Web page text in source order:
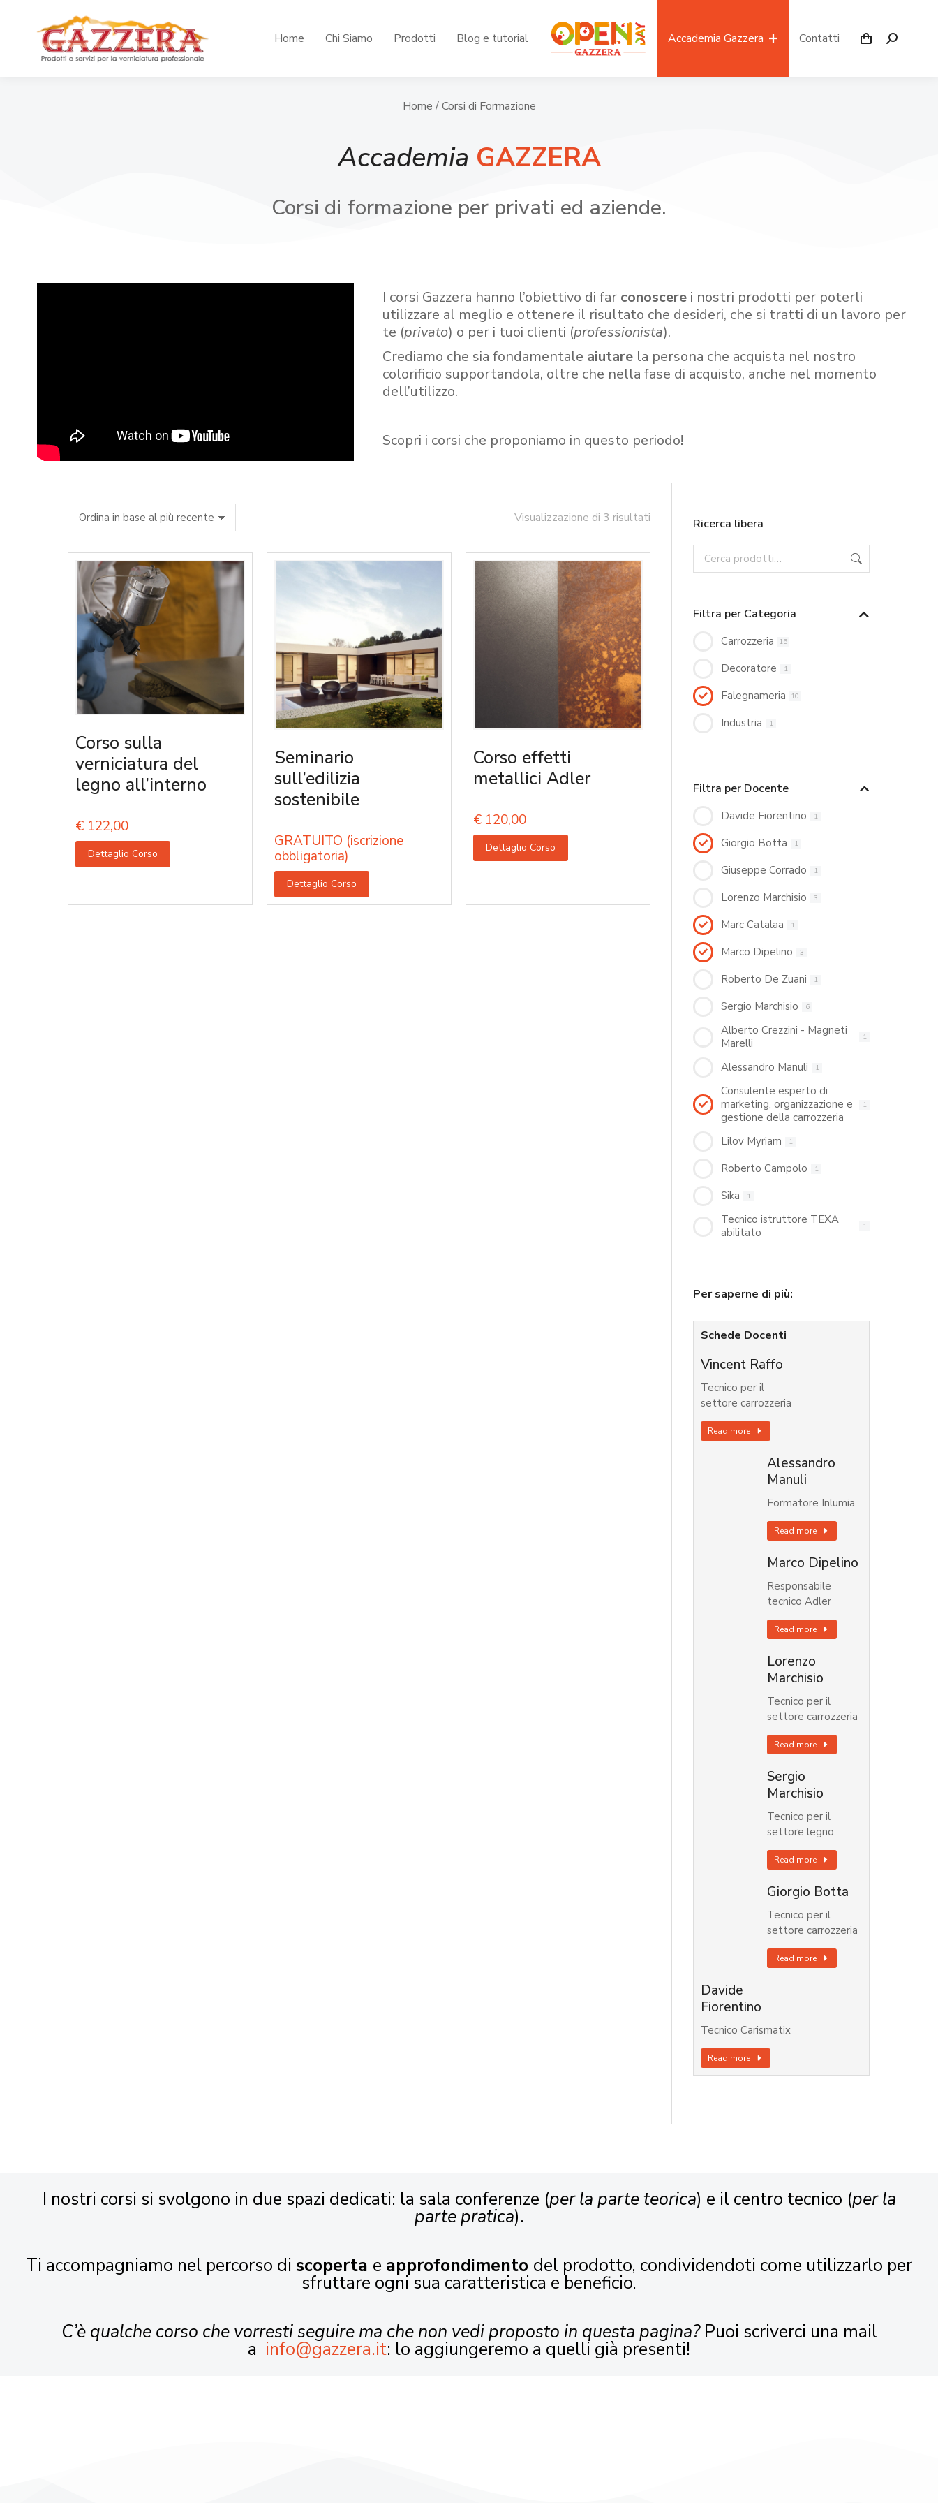
Home Chi Siamo Prodotti Blog e tutorial Accademia Gazzera Contatti
Home / Corsi di Formazione
Accademia GAZZERA
Corsi di formazione per privati ed aziende.
I corsi Gazzera hanno l’obiettivo di far conoscerei nostri prodotti per poterli
utilizzare al meglio e ottenere il risultato che desideri, che si tratti di un lavoro per
te (privato) o per i tuoi clienti (professionista).
Crediamo che sia fondamentale aiutare la persona che acquista nel nostro
colorificio supportandola, oltre che nella fase di acquisto, anche nel momento
dell’utilizzo.
Scopri i corsi che proponiamo in questo periodo!
Visualizzazione di 3 risultati
Corso sulla
verniciatura del
legno all’interno
€ 122,00
Dettaglio Corso
Seminario
sull’edilizia
sostenibile
GRATUITO (iscrizione
obbligatoria)
Dettaglio Corso
Corso effetti
metallici Adler
€ 120,00
Dettaglio Corso
Ricerca libera
Filtra per Categoria
Carrozzeria 15
Decoratore 1
Falegnameria 10
Industria 1
Filtra per Docente
Davide Fiorentino 1
Giorgio Botta 1
Giuseppe Corrado 1
Lorenzo Marchisio 3
Marc Catalaa 1
Marco Dipelino 3
Roberto De Zuani 1
Sergio Marchisio 6
Alberto Crezzini - Magneti
Marelli
1
Alessandro Manuli 1
Consulente esperto di
marketing, organizzazione e
gestione della carrozzeria
1
Lilov Myriam 1
Roberto Campolo 1
Sika 1
Tecnico istruttore TEXA
abilitato
1
Per saperne di più:
Schede Docenti
Vincent Raffo
Tecnico per il
settore carrozzeria
Read more
Alessandro
Manuli
Formatore Inlumia
Read more
Marco Dipelino
Responsabile
tecnico Adler
Read more
Lorenzo
Marchisio
Tecnico per il
settore carrozzeria
Read more
Sergio
Marchisio
Tecnico per il
settore legno
Read more
Giorgio Botta
Tecnico per il
settore carrozzeria
Read more
Davide
Fiorentino
Tecnico Carismatix
Read more
I nostri corsi si svolgono in due spazi dedicati: la sala conferenze (per la parte teorica) e il centro tecnico (per la
parte pratica).
Ti accompagniamo nel percorso di scoperta e approfondimento del prodotto, condividendoti come utilizzarlo per
sfruttare ogni sua caratteristica e beneficio.
C’è qualche corso che vorresti seguire ma che non vedi proposto in questa pagina?Puoi scriverci una mail
a info@gazzera.it: lo aggiungeremo a quelli già presenti!